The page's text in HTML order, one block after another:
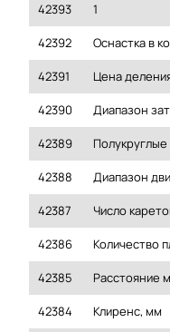
42393 1
42392 Оснастка в
42391 Цена
42390 Диапазон
42389 Полукруглые
42388 Диапазон
42387 Число
42386 Количество
42385 Расстояние
42384 Клиренс, мм